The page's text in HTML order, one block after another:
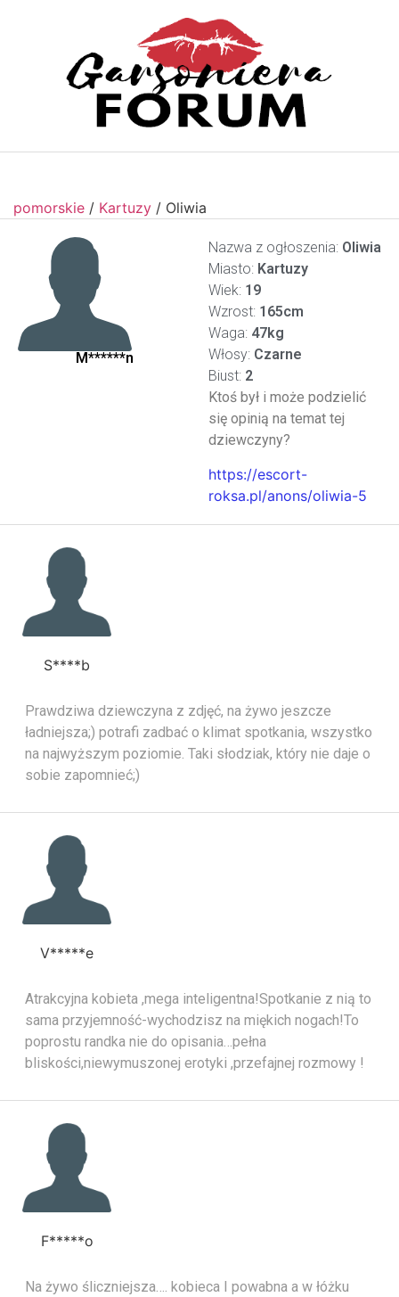
pomorskie / Kartuzy / Oliwia
M******n
Nazwa z ogłoszenia: Oliwia
Miasto: Kartuzy
Wiek: 19
Wzrost: 165cm
Waga: 47kg
Włosy: Czarne
Biust: 2
Ktoś był i może podzielić
się opinią na temat tej
dziewczyny?
https://escort-
roksa.pl/anons/oliwia-5
S****b
Prawdziwa dziewczyna z zdjęć, na żywo jeszcze
ładniejsza;) potrafi zadbać o klimat spotkania, wszystko
na najwyższym poziomie. Taki słodziak, który nie daje o
sobie zapomnieć;)
V*****e
Atrakcyjna kobieta ,mega inteligentna!Spotkanie z nią to
sama przyjemność-wychodzisz na miękich nogach!To
poprostu randka nie do opisania…pełna
bliskości,niewymuszonej erotyki ,przefajnej rozmowy !
F*****o
Na żywo śliczniejsza…. kobieca I powabna a w łóżku